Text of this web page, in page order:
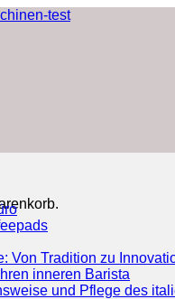
Von Tradition zu
inneren Barista
und Pflege des